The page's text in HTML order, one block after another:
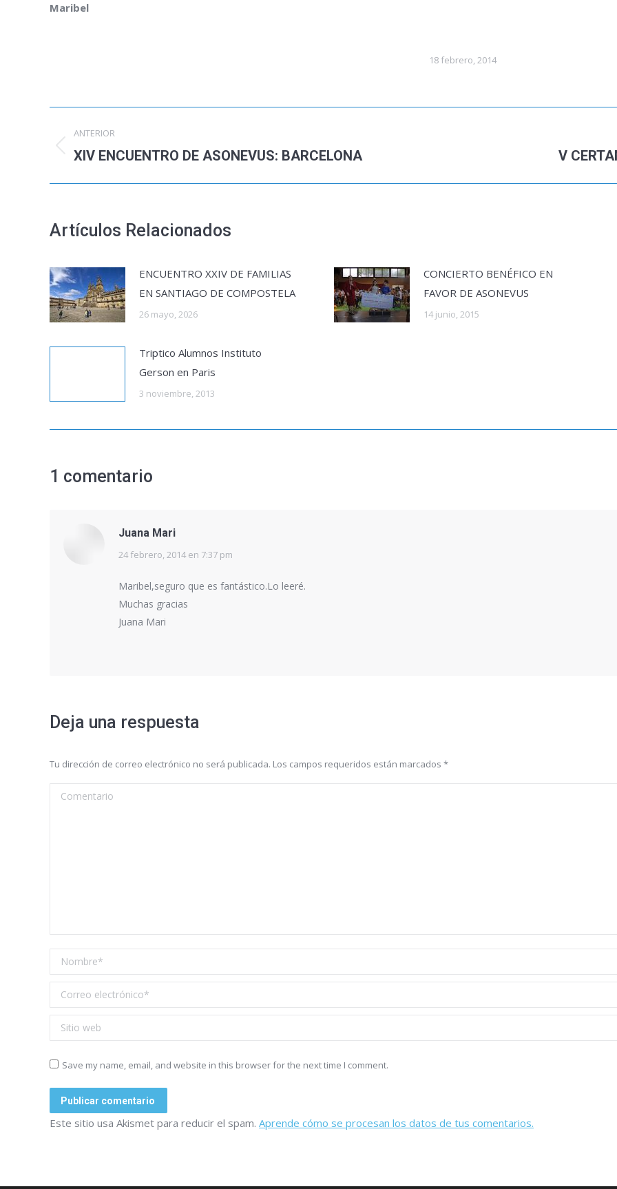
Maribel
18 febrero, 2014
entre
publicaciones
ANTERIOR
Publicación
XIV ENCUENTRO DE ASONEVUS: BARCELONA V
Artículos Relacionados
ENCUENTRO XXIV DE FAMILIAS
EN SANTIAGO DE COMPOSTELA
26 mayo, 2026
CONCIERTO BENÉFICO EN
FAVOR DE ASONEVUS
14 junio, 2015
Triptico Alumnos Instituto
Gerson en Paris
3 noviembre, 2013
1 comentario
Juana Mari
dice:
24 febrero, 2014 en 7:37 pm
Maribel,seguro que es fantástico.Lo leeré.
Muchas gracias
Juana Mari
Deja una respuesta
Tu dirección de correo electrónico no será publicada. Los campos requeridos están marcados *
Comentario
Nombre *
Correo electrónico *
Sitio web
Save my name, email, and website in this browser for the next time I comment.
Publicar comentario
Este sitio usa Akismet para reducir el spam. Aprende cómo se procesan los datos de tus comentarios.